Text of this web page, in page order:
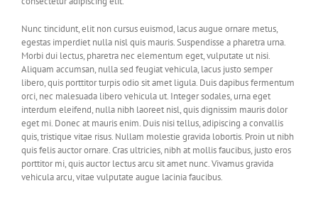
Nunc tincidunt, elit non cursus euismod, lacus augue ornare metus,
egestas imperdiet nulla nisl quis mauris. Suspendisse a pharetra urna.
Morbi dui lectus, pharetra nec elementum eget, vulputate ut nisi.
Aliquam accumsan, nulla sed feugiat vehicula, lacus justo semper
libero, quis porttitor turpis odio sit amet ligula. Duis dapibus fermentum
orci, nec malesuada libero vehicula ut. Integer sodales, urna eget
interdum eleifend, nulla nibh laoreet nisl, quis dignissim mauris dolor
eget mi. Donec at mauris enim. Duis nisi tellus, adipiscing a convallis
quis, tristique vitae risus. Nullam molestie gravida lobortis. Proin ut nibh
quis felis auctor ornare. Cras ultricies, nibh at mollis faucibus, justo eros
porttitor mi, quis auctor lectus arcu sit amet nunc. Vivamus gravida
vehicula arcu, vitae vulputate augue lacinia faucibus.